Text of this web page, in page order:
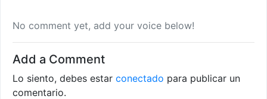
No comment yet, add your voice below!
Add a Comment
Lo siento, debes estar conectado para publicar un
comentario.